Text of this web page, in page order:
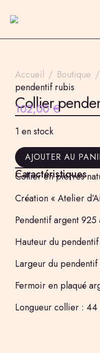
Accueil Boutique
pendentif rubis
Collier
102,00€
1 en stock
AJOUTER AU
Caractéristiques
Collier en pierres
Création « Atelier
Pendentif argent
Hauteur du
Largeur du pendentif
Fermoir en plaqué
Longueur collier : 44